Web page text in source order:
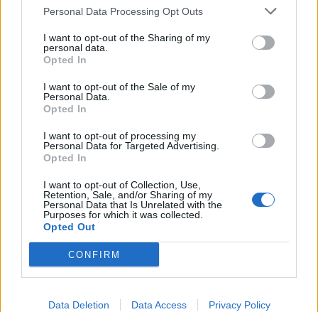
Personal Data Processing Opt Outs
I want to opt-out of the Sharing of my
personal data.
Opted In
I want to opt-out of the Sale of my
Personal Data.
Opted In
I want to opt-out of processing my
Personal Data for Targeted Advertising.
Opted In
I want to opt-out of Collection, Use,
Retention, Sale, and/or Sharing of my
Personal Data that Is Unrelated with the
Purposes for which it was collected.
Opted Out
CONFIRM
Data Deletion Data Access Privacy Policy
Μαρία Μενούνος: Αποχαιρέτησε την Ελλάδα με
ένα συγκινητικό μήνυμα – «Η καρδιά μου είναι
πιο γεμάτη»
Ανδρομάχη: Ζήτησε δημόσια συγγνώμη από τους